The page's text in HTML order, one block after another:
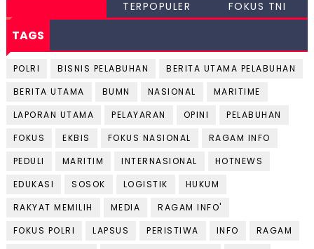
TERPOPULER FOKUS TNI
TAGS
POLRI BISNIS PELABUHAN
BERITA UTAMA PELABUHAN
BERITA UTAMA
BUMN NASIONAL
MARITIME
LAPORAN UTAMA
PELAYARAN OPINI
PELABUHAN
FOKUS
EKBIS FOKUS NASIONAL
RAGAM INFO
PEDULI
MARITIM INTERNASIONAL
HOTNEWS
EDUKASI
SOSOK LOGISTIK
HUKUM
RAKYAT MEMILIH
MEDIA
RAGAM INFO'
FOKUS POLRI
LAPSUS PERISTIWA INFO
RAGAM